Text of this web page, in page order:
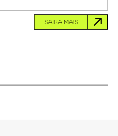
SAIBA MAIS